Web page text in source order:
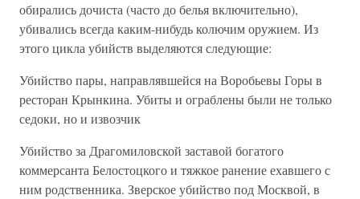
обирались дочиста (часто до белья включительно),
убивались всегда каким-нибудь колючим оружием. Из
этого цикла убийств выделяются следующие:
Убийство пары, направлявшейся на Воробьевы Горы в
ресторан Крынкина. Убиты и ограблены были не только
седоки, но и извозчик
Убийство за Драгомиловской заставой богатого
коммерсанта Белостоцкого и тяжкое ранение ехавшего с
ним родственника. Зверское убийство под Москвой, в